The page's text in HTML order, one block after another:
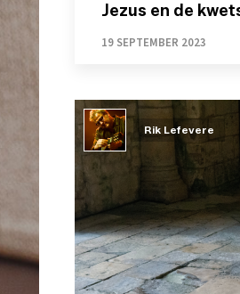
Jezus en de
19 SEPTEMBER 2023
Rik Lefevere